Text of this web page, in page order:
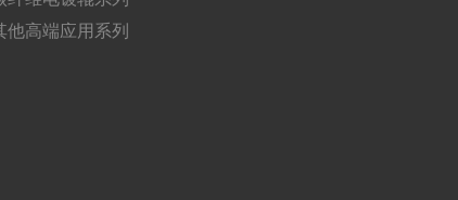
他高端应用系列